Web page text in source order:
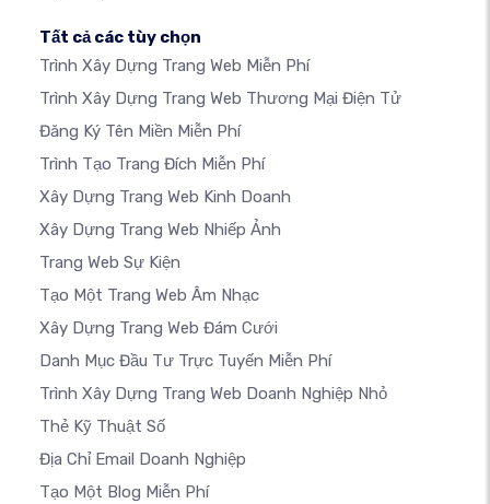
Tất cả các tùy chọn
Trình Xây Dựng Trang Web Miễn Phí
Trình Xây Dựng Trang Web Thương Mại Điện Tử
Đăng Ký Tên Miền Miễn Phí
Trình Tạo Trang Đích Miễn Phí
Xây Dựng Trang Web Kinh Doanh
Xây Dựng Trang Web Nhiếp Ảnh
Trang Web Sự Kiện
Tạo Một Trang Web Âm Nhạc
Xây Dựng Trang Web Đám Cưới
Danh Mục Đầu Tư Trực Tuyến Miễn Phí
Trình Xây Dựng Trang Web Doanh Nghiệp Nhỏ
Thẻ Kỹ Thuật Số
Địa Chỉ Email Doanh Nghiệp
Tạo Một Blog Miễn Phí